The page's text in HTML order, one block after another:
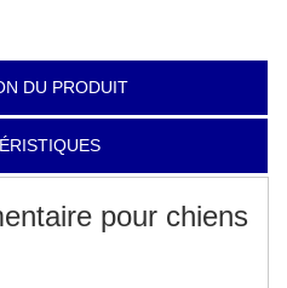
DU PRODUIT
pour chiens